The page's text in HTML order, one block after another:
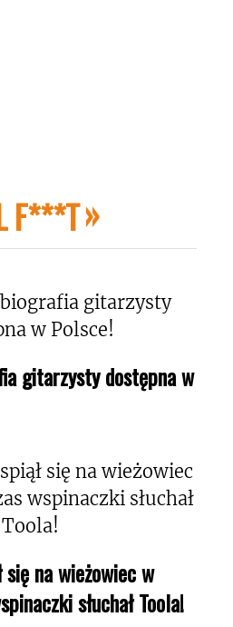
F***T
gitarzysty dostępna w
się na wieżowiec w
słuchał Toola!